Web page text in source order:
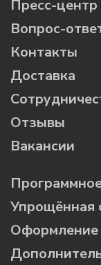
Пресс-центр
Вопрос-
Контакты
Доставка
Отзывы
Вакансии
Упрощённая
Оформление